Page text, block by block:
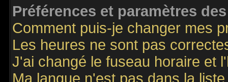
Préférences et paramètres
Comment puis-je changer mes
Les heures ne sont pas
J'ai changé le fuseau horaire et
Ma langue n'est pas dans la liste